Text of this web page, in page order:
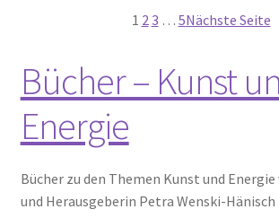
1 2 3 … 5Nächste Seite
Bücher – Kunst
Energie
Bücher zu den Themen Kunst und
und Herausgeberin Petra Wenski-Hänisch